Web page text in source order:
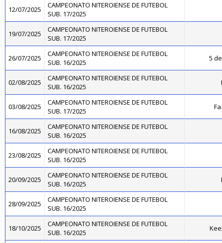
12/07/2025
CAMPEONATO NITEROIENSE DE FUTEBOL
SUB. 17/2025
19/07/2025
CAMPEONATO NITEROIENSE DE FUTEBOL
SUB. 17/2025
26/07/2025
CAMPEONATO NITEROIENSE DE FUTEBOL
SUB. 16/2025
5
02/08/2025
CAMPEONATO NITEROIENSE DE FUTEBOL
SUB. 16/2025
03/08/2025
CAMPEONATO NITEROIENSE DE FUTEBOL
SUB. 17/2025
16/08/2025
CAMPEONATO NITEROIENSE DE FUTEBOL
SUB. 16/2025
23/08/2025
CAMPEONATO NITEROIENSE DE FUTEBOL
SUB. 16/2025
20/09/2025
CAMPEONATO NITEROIENSE DE FUTEBOL
SUB. 16/2025
28/09/2025
CAMPEONATO NITEROIENSE DE FUTEBOL
SUB. 16/2025
18/10/2025
CAMPEONATO NITEROIENSE DE FUTEBOL
SUB. 16/2025